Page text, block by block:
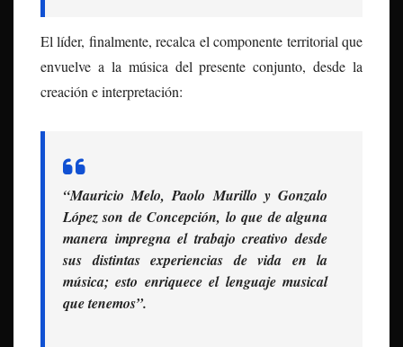
El líder, finalmente, recalca el componente territorial que
envuelve a la música del presente conjunto, desde la
creación e interpretación:
“Mauricio Melo, Paolo Murillo y Gonzalo
López son de Concepción, lo que de alguna
manera impregna el trabajo creativo desde
sus distintas experiencias de vida en la
música; esto enriquece el lenguaje musical
que tenemos”.